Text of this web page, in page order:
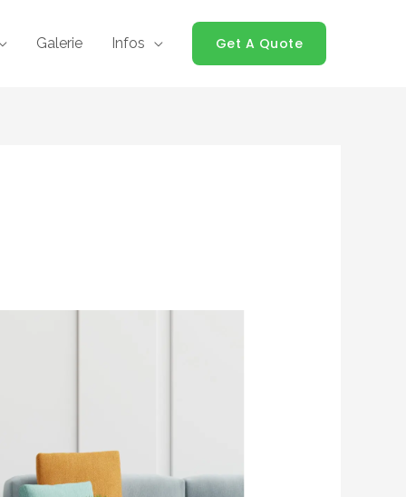
Galerie Infos Get A Quote